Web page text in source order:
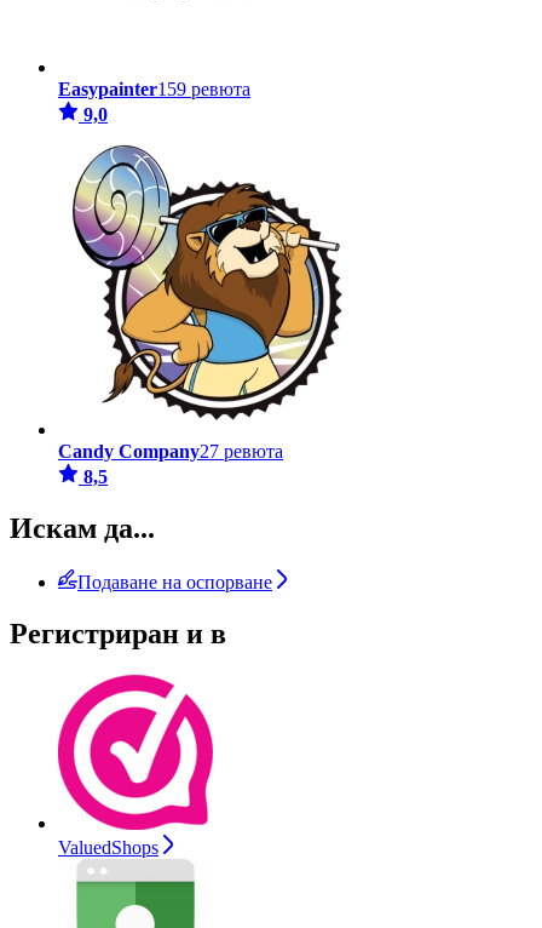
Easypainter159 ревюта
9,0
Candy Company27 ревюта
8,5
Искам да...
Подаване на оспорване
Регистриран и в
ValuedShops